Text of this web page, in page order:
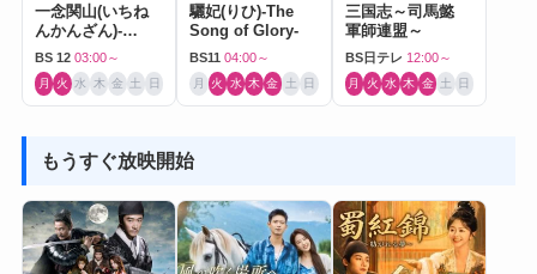
一念関山(いちね
んかんざん)-
Journey to Love-
BS 12 03:00～
月 火 水 木 金 土 日
驪妃(りひ)-The
Song of Glory-
BS11 04:00～
月 火 水 木 金 土 日
三国志～司馬懿
軍師連盟～
BS日テレ 12:00～
月 火 水 木 金 土 日
もうすぐ放映開始